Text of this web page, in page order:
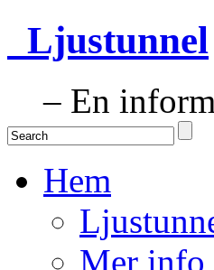
Ljustunnel
– En
Hem
Mer info